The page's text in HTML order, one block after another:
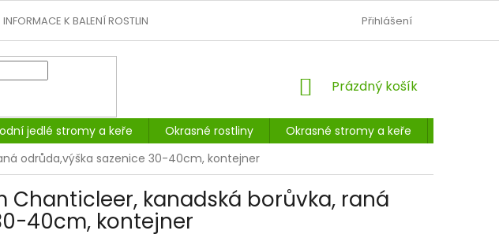
INFORMACE K BALENÍ ROSTLIN PODMÍNKY OCHRANY OSOBNÍCH
Přihlášení
NÁKUPNÍ
Prázdný košík
jedlé stromy a keře Okrasné rostliny Okrasné stromy a keře
odrůda,výška sazenice 30-40cm, kontejner
kanadská borůvka, raná
40cm, kontejner